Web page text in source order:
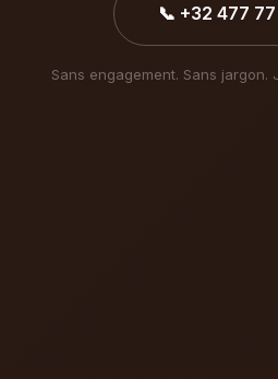
📞 +32 477
Sans engagement. Sans jargon.